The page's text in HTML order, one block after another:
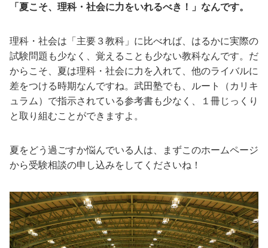
「夏こそ、理科・社会に力をいれるべき！」なんです。
理科・社会は「主要３教科」に比べれば、はるかに実際の
試験問題も少なく、覚えることも少ない教科なんです。だ
からこそ、夏は理科・社会に力を入れて、他のライバルに
差をつける時期なんですね。武田塾でも、ルート（カリキ
ュラム）で指示されている参考書も少なく、１冊じっくり
と取り組むことができますよ。
夏をどう過ごすか悩んでいる人は、まずこのホームページ
から受験相談の申し込みをしてくださいね！